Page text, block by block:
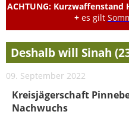
ACHTUNG:
+ es gilt
Deshalb will Sinah
09. September 2022
Kreisjägerschaft
Nachwuchs